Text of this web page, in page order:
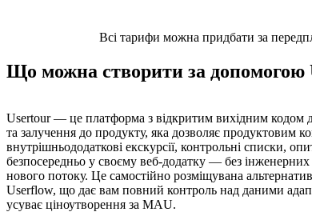
Всі тарифи можна придбати за
Що можна створити за допомогою
Usertour — це платформа з відкритим вихідним кодом
та залучення до продукту, яка дозволяє продуктовим
внутрішньододаткові екскурсії, контрольні списки,
безпосередньо у своєму веб-додатку — без
нового потоку. Це самостійно розміщувана
Userflow, що дає вам повний контроль над даними
усуває ціноутворення за MAU.